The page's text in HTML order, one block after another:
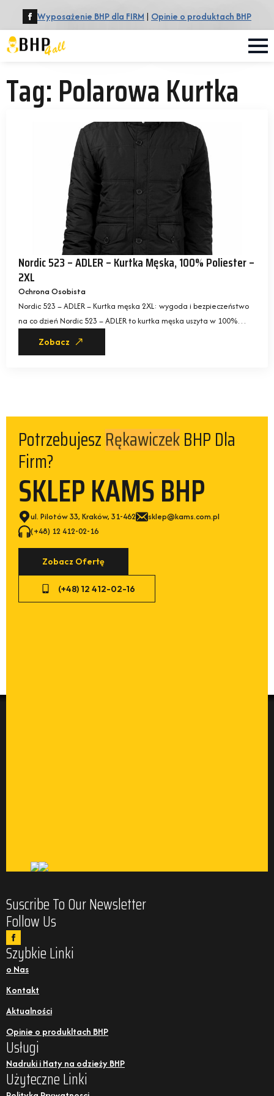
Wyposażenie BHP dla FIRM | Opinie o produktach BHP
Tag:Polarowa Kurtka
Nordic 523 – ADLER – Kurtka Męska, 100% Poliester –
2XL
Ochrona Osobista
Nordic 523 – ADLER – Kurtka męska 2XL: wygoda i bezpieczeństwo
na co dzień Nordic 523 – ADLER to kurtka męska uszyta w 100%…
Zobacz
Potrzebujesz Rękawiczek BHP Dla
Firm?
SKLEP KAMS BHP
ul. Pilotów 33, Kraków, 31-462
sklep@kams.com.pl
(+48) 12 412-02-16
Zobacz Ofertę
(+48) 12 412-02-16
Suscribe To Our Newsletter
Follow Us
Szybkie Linki
o Nas
Kontakt
Aktualności
Opinie o produkltach BHP
Usługi
Nadruki i Haty na odzieży BHP
Użyteczne Linki